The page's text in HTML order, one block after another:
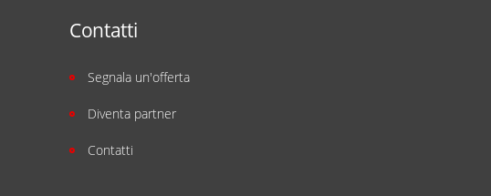
Contatti
Segnala un'offerta
Diventa partner
Contatti